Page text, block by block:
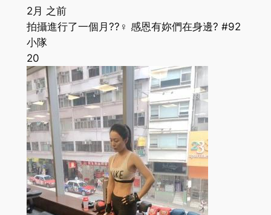
2月 之前
拍攝進行了一個月??‍♀️ 感恩有妳們在身邊? #92
小隊
20